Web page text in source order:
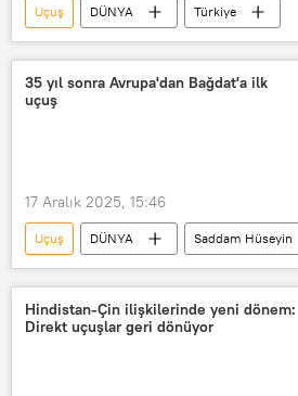
Uçuş DÜNYA
Türkiye
Çin
Vize
Vize muafiyeti
Turizm
35 yıl sonra Avrupa'dan Bağdat'a ilk
uçuş
17 Aralık 2025, 15:46
Uçuş DÜNYA
Saddam Hüseyin
Irak
Bağdat
Kuveyt
Bağdat Uluslararası Havalimanı
uçuş güvenliği
Hindistan-Çin ilişkilerinde yeni dönem:
Direkt uçuşlar geri dönüyor